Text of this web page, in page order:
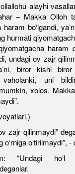
alayhi
– Makka Olloh
haram bo‘lgandi,
hurmati
haram
undagi ov zajr
biror kishi
vaholanki, uni
xolos.
zajr qilinmaydi”
o‘tirilmaydi”, -
“Undagi ho‘l